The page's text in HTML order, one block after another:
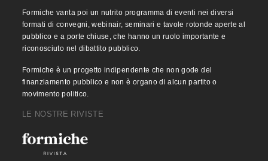
Formiche vanta poi un nutrito programma di eventi nei diversi
formati di convegni, webinair, seminari e tavole rotonde aperte al
pubblico e a porte chiuse, che hanno un ruolo importante e
riconosciuto nel dibattito pubblico.
Formiche è un progetto indipendente che non gode del
finanziamento pubblico e non è organo di alcun partito o
movimento politico.
LE NOSTRE RIVISTE